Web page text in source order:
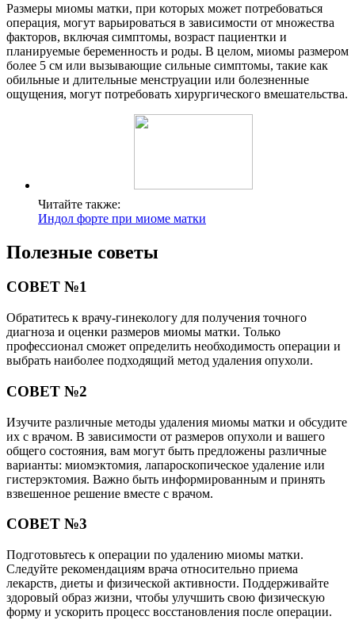
Размеры миомы матки, при которых может потребоваться
операция, могут варьироваться в зависимости от множества
факторов, включая симптомы, возраст пациентки и
планируемые беременность и роды. В целом, миомы размером
более 5 см или вызывающие сильные симптомы, такие как
обильные и длительные менструации или болезненные
ощущения, могут потребовать хирургического вмешательства.
Читайте также:
Индол форте при миоме матки
Полезные советы
СОВЕТ №1
Обратитесь к врачу-гинекологу для получения точного
диагноза и оценки размеров миомы матки. Только
профессионал сможет определить необходимость операции и
выбрать наиболее подходящий метод удаления опухоли.
СОВЕТ №2
Изучите различные методы удаления миомы матки и обсудите
их с врачом. В зависимости от размеров опухоли и вашего
общего состояния, вам могут быть предложены различные
варианты: миомэктомия, лапароскопическое удаление или
гистерэктомия. Важно быть информированным и принять
взвешенное решение вместе с врачом.
СОВЕТ №3
Подготовьтесь к операции по удалению миомы матки.
Следуйте рекомендациям врача относительно приема
лекарств, диеты и физической активности. Поддерживайте
здоровый образ жизни, чтобы улучшить свою физическую
форму и ускорить процесс восстановления после операции.